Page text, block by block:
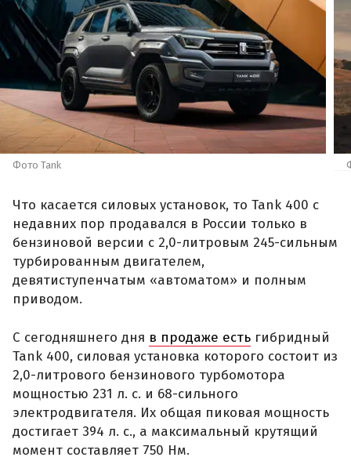
Фото Tank
Что касается силовых установок, то Tank 400 с
недавних пор продавался в России только в
бензиновой версии с 2,0-литровым 245-сильным
турбированным двигателем,
девятиступенчатым «автоматом» и полным
приводом.
С сегодняшнего дня в продаже есть гибридный
Tank 400, силовая установка которого состоит из
2,0-литрового бензинового турбомотора
мощностью 231 л. с. и 68-сильного
электродвигателя. Их общая пиковая мощность
достигает 394 л. с., а максимальный крутящий
момент составляет 750 Нм.